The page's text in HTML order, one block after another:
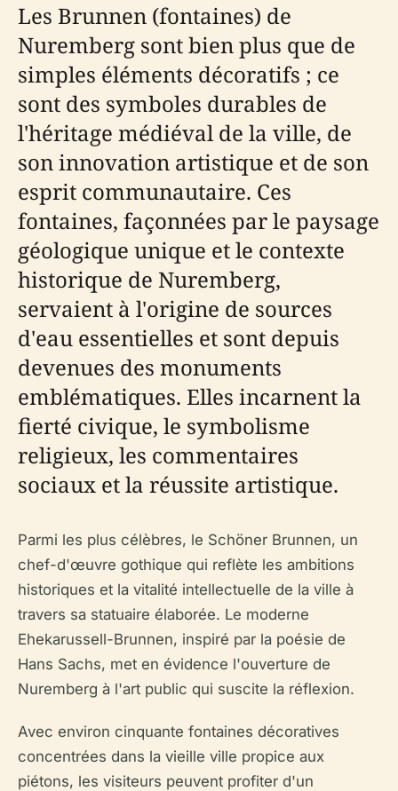
Les Brunnen (fontaines) de
Nuremberg sont bien plus que de
simples éléments décoratifs ; ce
sont des symboles durables de
l'héritage médiéval de la ville, de
son innovation artistique et de son
esprit communautaire. Ces
fontaines, façonnées par le paysage
géologique unique et le contexte
historique de Nuremberg,
servaient à l'origine de sources
d'eau essentielles et sont depuis
devenues des monuments
emblématiques. Elles incarnent la
fierté civique, le symbolisme
religieux, les commentaires
sociaux et la réussite artistique.
Parmi les plus célèbres, le Schöner Brunnen, un
chef-d'œuvre gothique qui reflète les ambitions
historiques et la vitalité intellectuelle de la ville à
travers sa statuaire élaborée. Le moderne
Ehekarussell-Brunnen, inspiré par la poésie de
Hans Sachs, met en évidence l'ouverture de
Nuremberg à l'art public qui suscite la réflexion.
Avec environ cinquante fontaines décoratives
concentrées dans la vieille ville propice aux
piétons, les visiteurs peuvent profiter d'un